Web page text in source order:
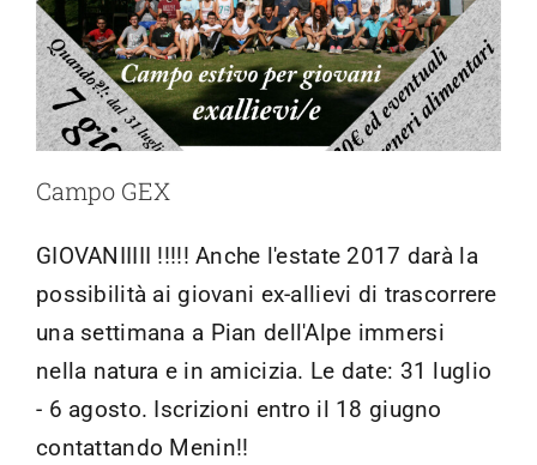
Campo GEX
GIOVANIIIII !!!!! Anche l'estate 2017 darà la
possibilità ai giovani ex-allievi di trascorrere
una settimana a Pian dell'Alpe immersi
nella natura e in amicizia. Le date: 31 luglio
- 6 agosto. Iscrizioni entro il 18 giugno
contattando Menin!!